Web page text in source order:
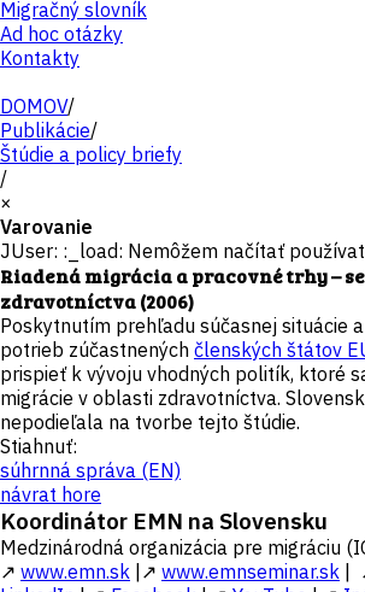
Migračný slovník
Ad hoc otázky
Kontakty
DOMOV/
Publikácie/
Štúdie a policy briefy
/
×
Varovanie
JUser: :_load: Nemôžem načítať
Riadená migrácia a pracovné trhy –
zdravotníctva (2006)
Poskytnutím prehľadu súčasnej situácie
potrieb zúčastnených členských štátov
prispieť k vývoju vhodných politík, ktoré
migrácie v oblasti zdravotníctva.
nepodieľala na tvorbe tejto štúdie.
Stiahnuť:
súhrnná správa (EN)
návrat hore
Koordinátor EMN na Slovensku
Medzinárodná organizácia pre migráciu
↗ www.emn.sk |↗ www.emnseminar.sk |